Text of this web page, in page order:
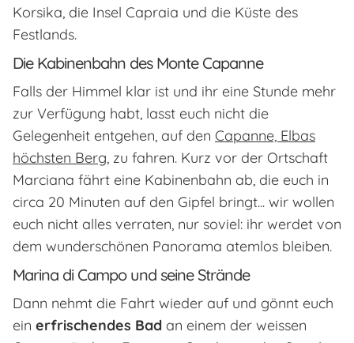
Korsika, die Insel Capraia und die Küste des
Festlands.
Die Kabinenbahn des Monte Capanne
Falls der Himmel klar ist und ihr eine Stunde mehr
zur Verfügung habt, lasst euch nicht die
Gelegenheit entgehen, auf den Capanne, Elbas
höchsten Berg, zu fahren. Kurz vor der Ortschaft
Marciana fährt eine Kabinenbahn ab, die euch in
circa 20 Minuten auf den Gipfel bringt... wir wollen
euch nicht alles verraten, nur soviel: ihr werdet von
dem wunderschönen Panorama atemlos bleiben.
Marina di Campo und seine Strände
Dann nehmt die Fahrt wieder auf und gönnt euch
ein erfrischendes Bad an einem der weissen